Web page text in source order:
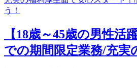
【18歳～45歳の男性活
での期間限定業務/充実